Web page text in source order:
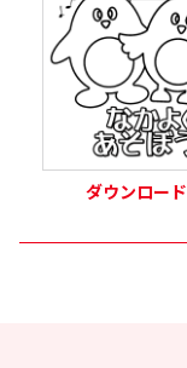
ダウンロード